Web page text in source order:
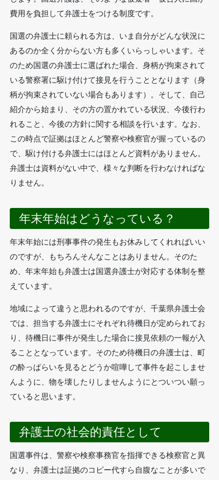
費用を負担して弁護士をつける制度です。
国選の弁護士に頼られる方は、いま自分がどんな状況に
あるのか全く分からない方も多くいらっしゃいます。そ
のため国選の弁護士に選ばれた場合、身柄が拘束されて
いる警察署に駆け付けて接見を行うこととなります（身
柄が拘束されていない場合もあります）。そして、自己
紹介から始まり、その方の置かれている状況、今後行わ
れること、今後の方針に関する相談を行います。なお、
この時点で証拠はほとんど警察や検察官が握っているの
で、駆け付ける弁護士にはほとんど資料がありません。
弁護士は資料がない中で、様々な判断を行わなければな
りません。
年末年始はどうなっている？
年末年始には刑事事件の発生もお休みしてくれればいい
のですが、もちろんそんなことはありません。そのた
め、年末年始も弁護士は国選弁護士が対応する体制を整
えています。
地域によって違うと思われるのですが、千葉県弁護士会
では、担当する弁護士にそれぞれ待機日が定められてお
り、待機日に事件が発生した場合に接見依頼の一報が入
ることとなっています。そのため待機日の弁護士は、町
の酔っぱらいを見るとどうか喧嘩して事件を起こしませ
んように、物を壊したりしませんようにとついつい願っ
ていると思います。
弁護士の社会的責任として
国選事件は、警察や検察事務官を指揮できる検察官と異
なり、弁護士は証拠のコピー代すら自腹なことが多いで